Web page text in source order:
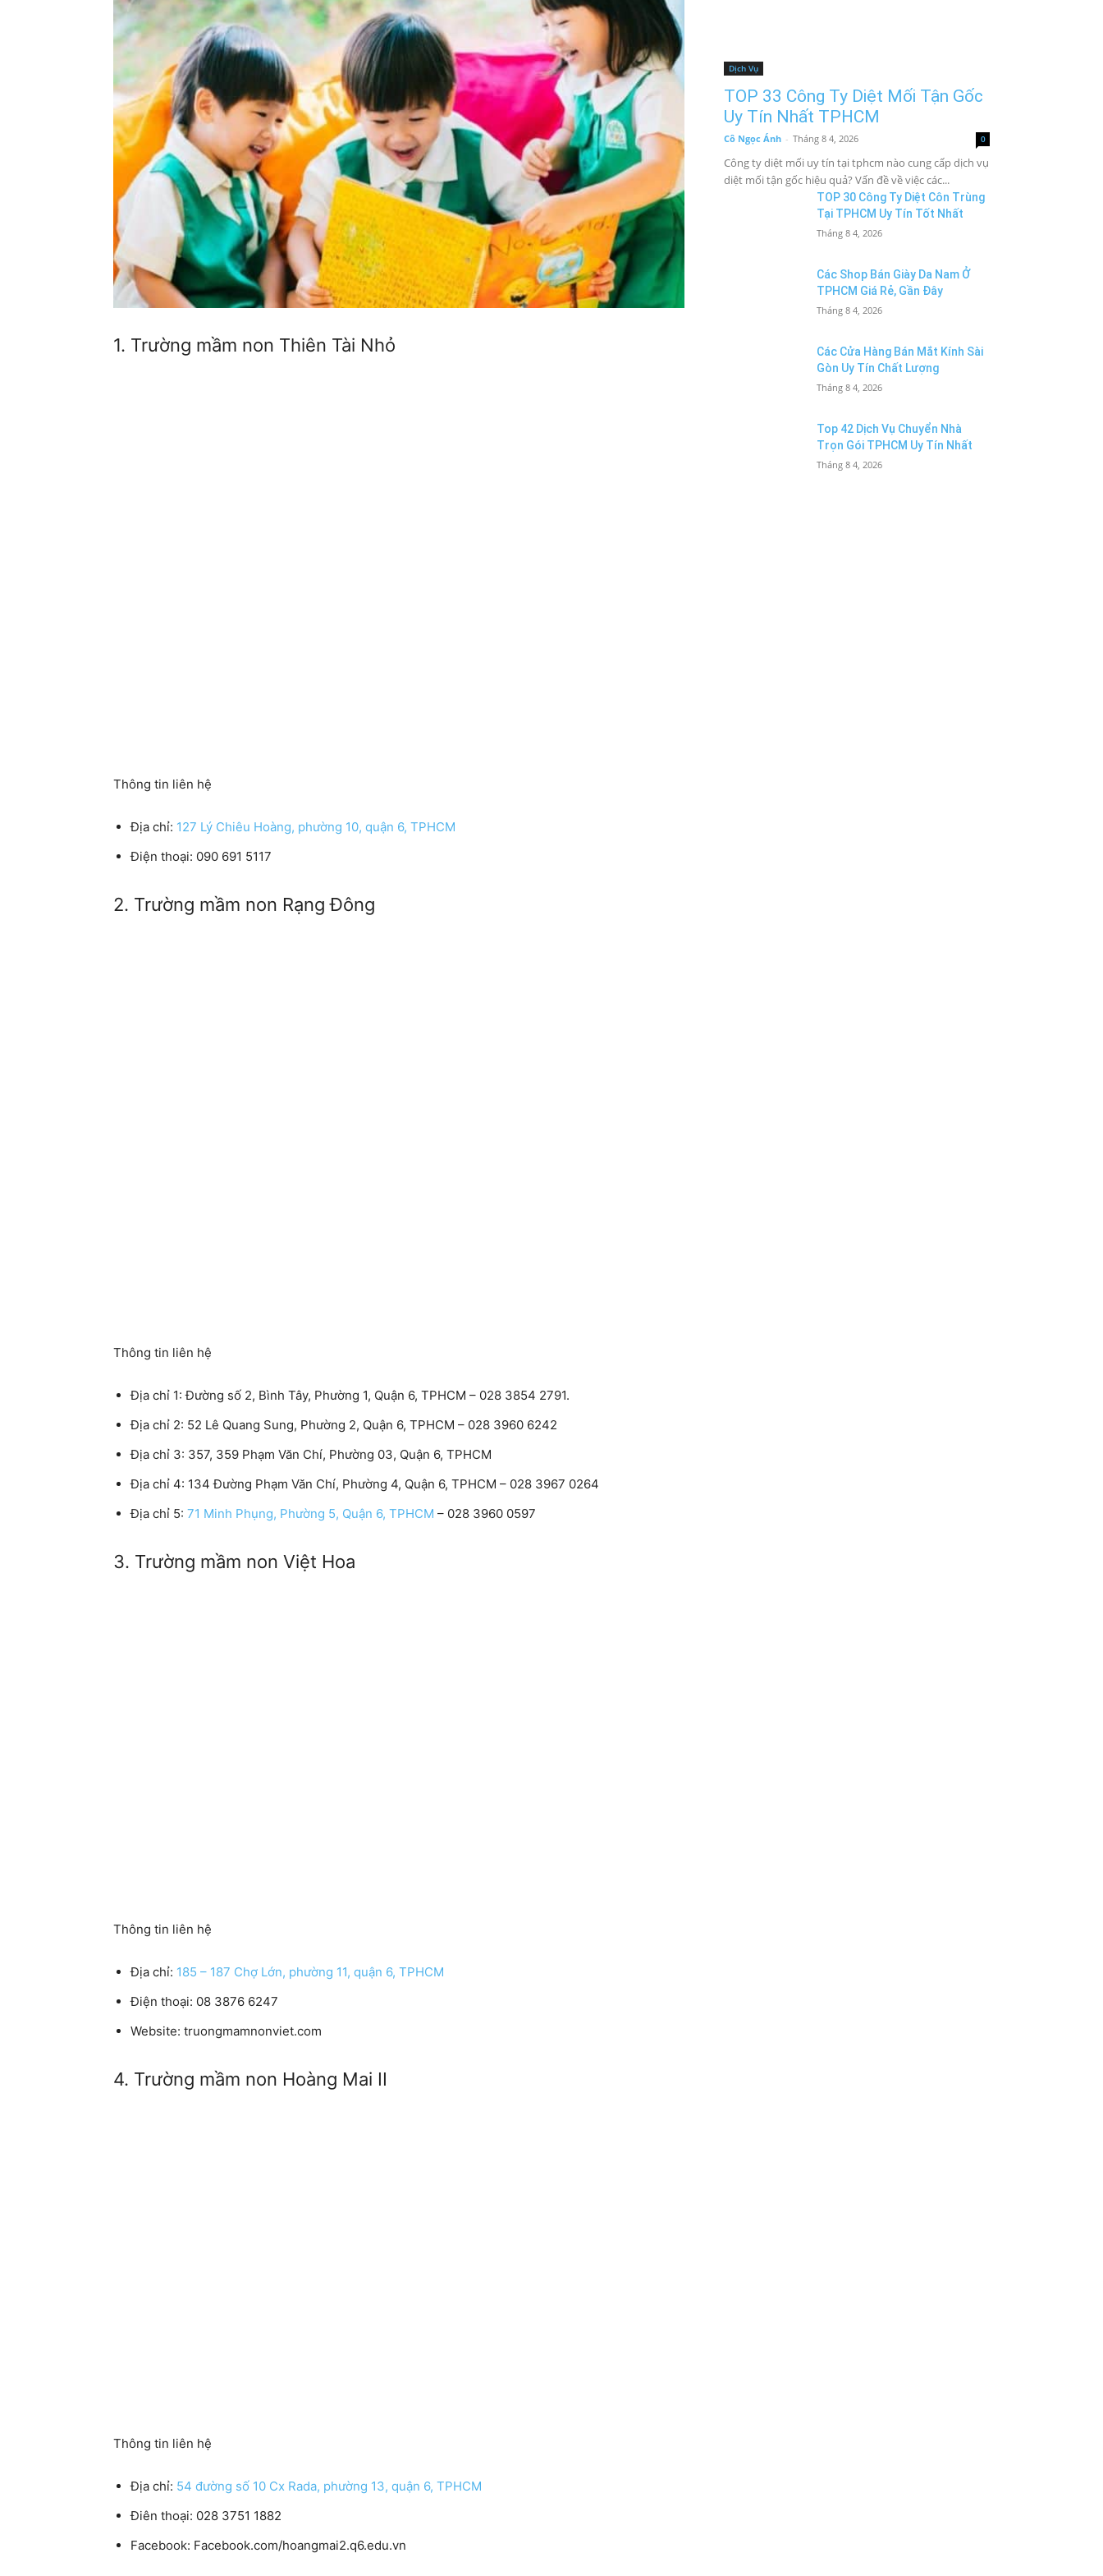
1. Trường mầm non Thiên Tài Nhỏ
Thông tin liên hệ
Địa chỉ: 127 Lý Chiêu Hoàng, phường 10, quận 6, TPHCM
Điện thoại: 090 691 5117
2. Trường mầm non Rạng Đông
Thông tin liên hệ
Địa chỉ 1: Đường số 2, Bình Tây, Phường 1, Quận 6, TPHCM – 028 3854 2791.
Địa chỉ 2: 52 Lê Quang Sung, Phường 2, Quận 6, TPHCM – 028 3960 6242
Địa chỉ 3: 357, 359 Phạm Văn Chí, Phường 03, Quận 6, TPHCM
Địa chỉ 4: 134 Đường Phạm Văn Chí, Phường 4, Quận 6, TPHCM – 028 3967 0264
Địa chỉ 5: 71 Minh Phụng, Phường 5, Quận 6, TPHCM – 028 3960 0597
3. Trường mầm non Việt Hoa
Thông tin liên hệ
Địa chỉ: 185 – 187 Chợ Lớn, phường 11, quận 6, TPHCM
Điện thoại: 08 3876 6247
Website: truongmamnonviet.com
4. Trường mầm non Hoàng Mai II
Thông tin liên hệ
Địa chỉ: 54 đường số 10 Cx Rada, phường 13, quận 6, TPHCM
Điên thoại: 028 3751 1882
Facebook: Facebook.com/hoangmai2.q6.edu.vn
Dịch Vụ
TOP 33 Công Ty Diệt Mối Tận Gốc
Uy Tín Nhất TPHCM
Cô Ngọc Ánh - Tháng 8 4, 2026 0
Công ty diệt mối uy tín tại tphcm nào cung cấp dịch vụ
diệt mối tận gốc hiệu quả? Vấn đề về việc các...
TOP 30 Công Ty Diệt Côn Trùng
Tại TPHCM Uy Tín Tốt Nhất
Tháng 8 4, 2026
Các Shop Bán Giày Da Nam Ở
TPHCM Giá Rẻ, Gần Đây
Tháng 8 4, 2026
Các Cửa Hàng Bán Mắt Kính Sài
Gòn Uy Tín Chất Lượng
Tháng 8 4, 2026
Top 42 Dịch Vụ Chuyển Nhà
Trọn Gói TPHCM Uy Tín Nhất
Tháng 8 4, 2026